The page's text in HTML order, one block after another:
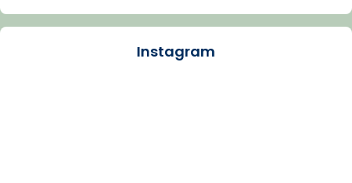
Arquebisbat de Barcelona
Instagram